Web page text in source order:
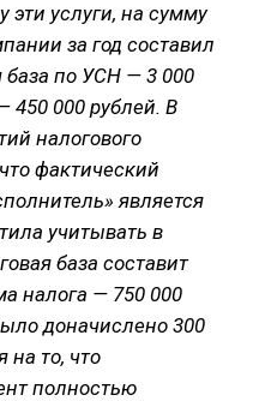
услуги, на сумму
за год составил
база по УСН — 3 000
450 000 рублей. В
налогового
фактический
является
учитывать в
база составит
налога — 750 000
доначислено 300
на то, что
полностью